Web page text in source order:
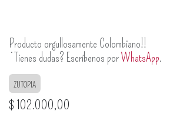
Producto orgullosamente Colombiano!!
¿Tienes dudas? Escríbenos porWhatsApp.
ZUTOPIA
$ 102.000,00